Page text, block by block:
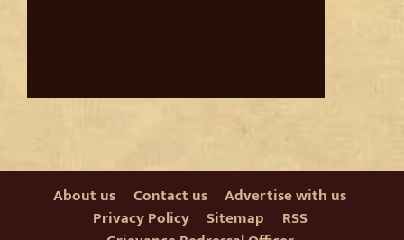
About us Contact us
Advertise with us
Privacy Policy
Sitemap
RSS